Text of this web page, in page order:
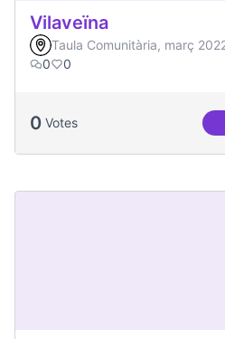
Vilaveïna
Taula Comunitària, març
0
0
0 Votes